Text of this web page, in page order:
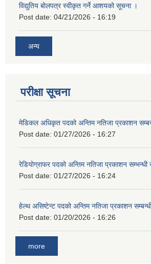
विद्युतिय बोलपत्र स्वीकृत गर्ने आशयको सूचना ।
Post date: 04/21/2026 - 16:19
अन्य
परीक्षा सूचना
मेडिकल अधिकृत पदको अन्तिम नतिजा प्रकाशन
Post date: 01/27/2026 - 16:27
रेडियोग्राफर पदको अन्तिम नतिजा प्रकाशन सम्भन्धी
Post date: 01/27/2026 - 16:24
हेल्थ असिष्टेन्ट पदको अन्तिम नतिजा प्रकाशन
Post date: 01/20/2026 - 16:26
more